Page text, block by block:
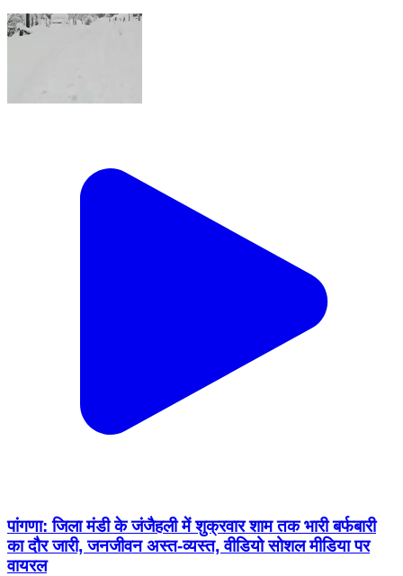
पांगणा: जिला मंडी के जंजैहली में शुक्रवार शाम तक भारी बर्फबारी
का दौर जारी, जनजीवन अस्त-व्यस्त, वीडियो सोशल मीडिया पर
वायरल